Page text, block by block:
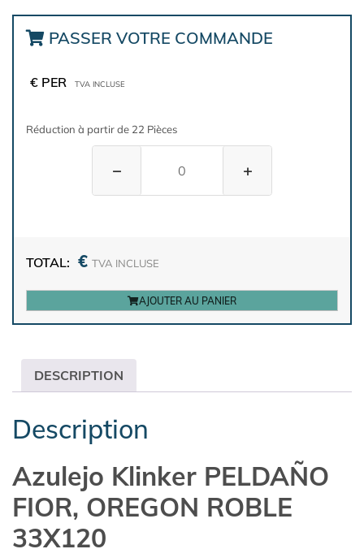
PASSER VOTRE COMMANDE
€ PER TVA INCLUSE
Réduction à partir de 22 Pièces
− +
TOTAL: € TVA INCLUSE
AJOUTER AU PANIER
DESCRIPTION
Description
Azulejo Klinker PELDAÑO
FIOR, OREGON ROBLE
33X120